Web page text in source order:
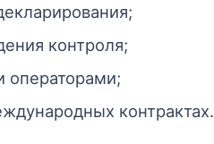
контроля;
операторами;
контрактах.